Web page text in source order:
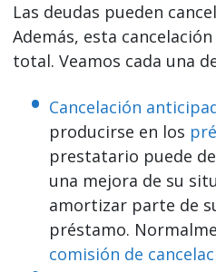
Las deudas pueden
Además, esta
total. Veamos cada una
Cancelación
producirse en los
prestatario puede
una mejora de su
amortizar parte de
préstamo.
comisión de